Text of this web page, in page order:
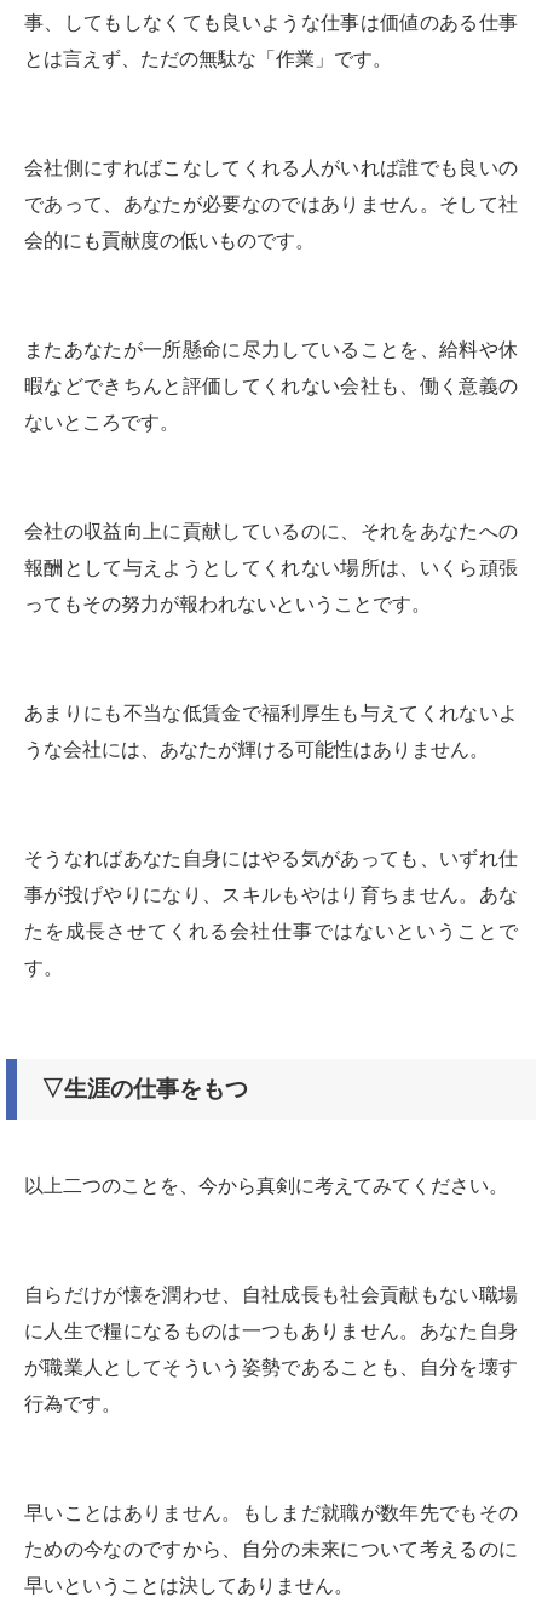
事、してもしなくても良いような仕事は価値のある仕事
とは言えず、ただの無駄な「作業」です。
会社側にすればこなしてくれる人がいれば誰でも良いの
であって、あなたが必要なのではありません。そして社
会的にも貢献度の低いものです。
またあなたが一所懸命に尽力していることを、給料や休
暇などできちんと評価してくれない会社も、働く意義の
ないところです。
会社の収益向上に貢献しているのに、それをあなたへの
報酬として与えようとしてくれない場所は、いくら頑張
ってもその努力が報われないということです。
あまりにも不当な低賃金で福利厚生も与えてくれないよ
うな会社には、あなたが輝ける可能性はありません。
そうなればあなた自身にはやる気があっても、いずれ仕
事が投げやりになり、スキルもやはり育ちません。あな
たを成長させてくれる会社仕事ではないということで
す。
▽生涯の仕事をもつ
以上二つのことを、今から真剣に考えてみてください。
自らだけが懐を潤わせ、自社成長も社会貢献もない職場
に人生で糧になるものは一つもありません。あなた自身
が職業人としてそういう姿勢であることも、自分を壊す
行為です。
早いことはありません。もしまだ就職が数年先でもその
ための今なのですから、自分の未来について考えるのに
早いということは決してありません。